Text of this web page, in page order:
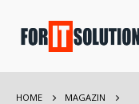
HOME
MAGAZIN